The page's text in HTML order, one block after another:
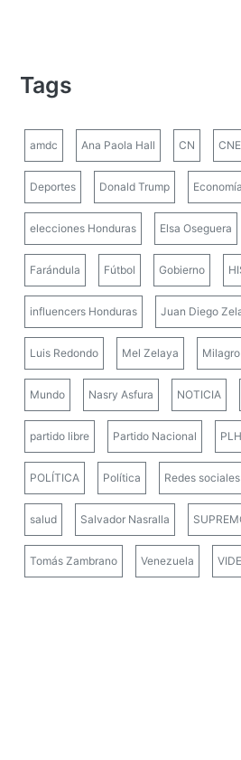
Tags
amdc Ana Paola Hall CN CNE
Deportes Donald Trump Economía
elecciones Honduras Elsa Oseguera
Farándula Fútbol Gobierno
influencers Honduras Juan Diego
Luis Redondo Mel Zelaya
Mundo Nasry Asfura NOTICIA
partido libre Partido Nacional PLH
POLÍTICA Política Redes sociales
salud Salvador Nasralla
Tomás Zambrano Venezuela